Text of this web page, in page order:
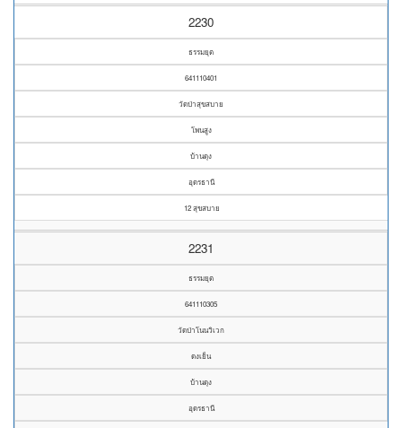
2230
ธรรมยุต
641110401
วัดป่าสุขสบาย
โพนสูง
บ้านดุง
อุดรธานี
12 สุขสบาย
2231
ธรรมยุต
641110305
วัดป่าโนนวิเวก
ดงเย็น
บ้านดุง
อุดรธานี